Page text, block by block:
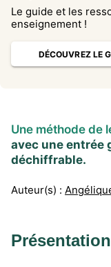
Le guide et les
enseignement !
DÉCOUVREZ LE
Une méthode de
avec une entrée
déchiffrable.
Auteur(s) :
Présentation